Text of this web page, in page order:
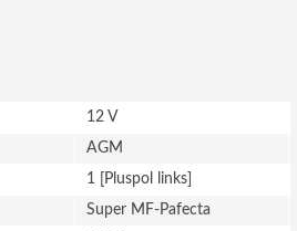
12 V
AGM
1 [Pluspol links]
Super MF-Pafecta